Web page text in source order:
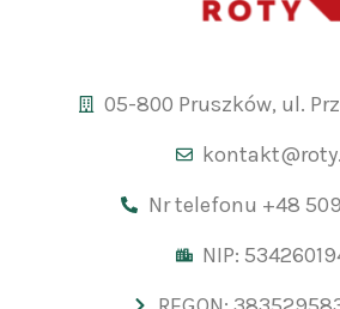
05-800 Pruszków, ul.
Nr telefonu +48 509
NIP: